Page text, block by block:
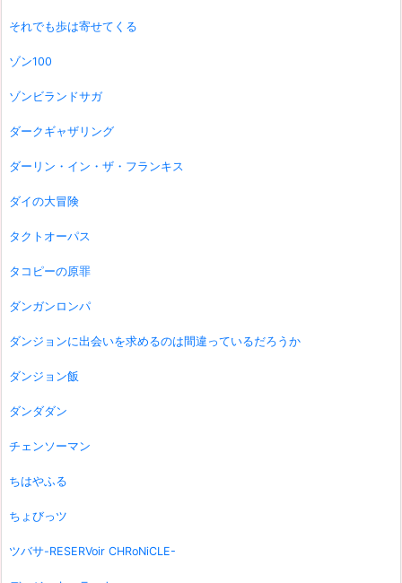
それでも歩は寄せてくる
ゾン100
ゾンビランドサガ
ダークギャザリング
ダーリン・イン・ザ・フランキス
ダイの大冒険
タクトオーパス
タコピーの原罪
ダンガンロンパ
ダンジョンに出会いを求めるのは間違っているだろうか
ダンジョン飯
ダンダダン
チェンソーマン
ちはやふる
ちょびっツ
ツバサ-RESERVoir CHRoNiCLE-